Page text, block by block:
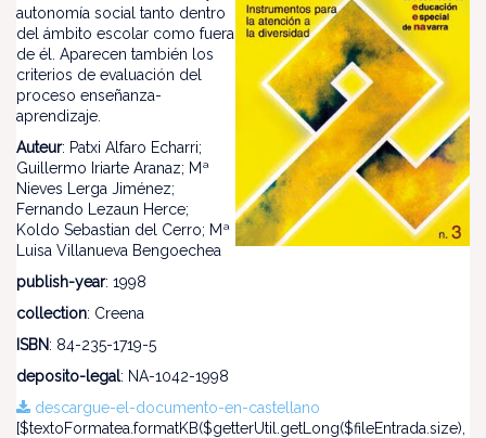
autonomía social tanto dentro
del ámbito escolar como fuera
de él. Aparecen también los
criterios de evaluación del
proceso enseñanza-
aprendizaje.
Auteur: Patxi Alfaro Echarri;
Guillermo Iriarte Aranaz; Mª
Nieves Lerga Jiménez;
Fernando Lezaun Herce;
Koldo Sebastian del Cerro; Mª
Luisa Villanueva Bengoechea
publish-year: 1998
collection: Creena
ISBN: 84-235-1719-5
deposito-legal: NA-1042-1998
descargue-el-documento-en-castellano
[$textoFormatea.formatKB($getterUtil.getLong($fileEntrada.size),